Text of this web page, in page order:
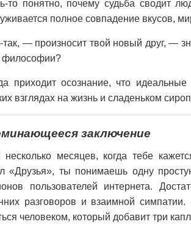
то понятно, почему судьба сводит
полное совпадение
— произносит твой новый друг, —
философии?
приходит осознание, что
взглядах на жизнь и сладеньком
заключение
несколько месяцев, когда тебе
«Друзья», ты понимаешь одну
пользователей интернета.
разговоров и взаимной
человеком, который добавит три